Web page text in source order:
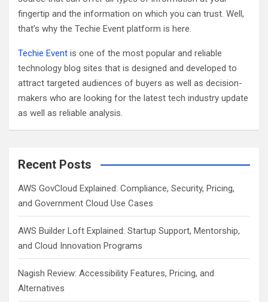
fingertip and the information on which you can trust. Well,
that’s why the Techie Event platform is here.
Techie Event is one of the most popular and reliable
technology blog sites that is designed and developed to
attract targeted audiences of buyers as well as decision-
makers who are looking for the latest tech industry update
as well as reliable analysis.
Recent Posts
AWS GovCloud Explained: Compliance, Security, Pricing,
and Government Cloud Use Cases
AWS Builder Loft Explained: Startup Support, Mentorship,
and Cloud Innovation Programs
Nagish Review: Accessibility Features, Pricing, and
Alternatives